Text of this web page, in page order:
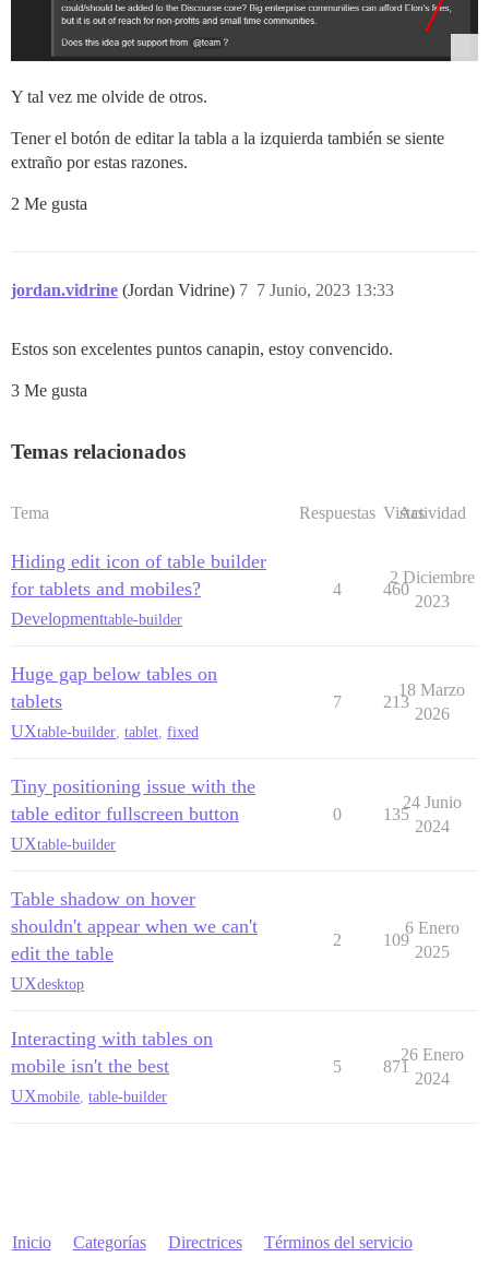
Y tal vez me olvide de otros.
Tener el botón de editar la tabla a la izquierda también se siente
extraño por estas razones.
2 Me gusta
jordan.vidrine (Jordan Vidrine) 7 Junio, 2023 13:33
7
Estos son excelentes puntos canapin, estoy convencido.
3 Me gusta
Temas relacionados
Tema Respuestas Vistas
Actividad
Hiding edit icon of table builder
for tablets and mobiles?
Developmenttable-builder
4 460
2 Diciembre
2023
Huge gap below tables on
tablets
UXtable-builder tablet fixed
7 213
18 Marzo
2026
Tiny positioning issue with the
table editor fullscreen button
UXtable-builder
0 135
24 Junio
2024
Table shadow on hover
shouldn't appear when we can't
edit the table
UXdesktop
2 109
6 Enero
2025
Interacting with tables on
mobile isn't the best
UXmobile table-builder
5 871
26 Enero
2024
Inicio Categorías Directrices Términos del servicio